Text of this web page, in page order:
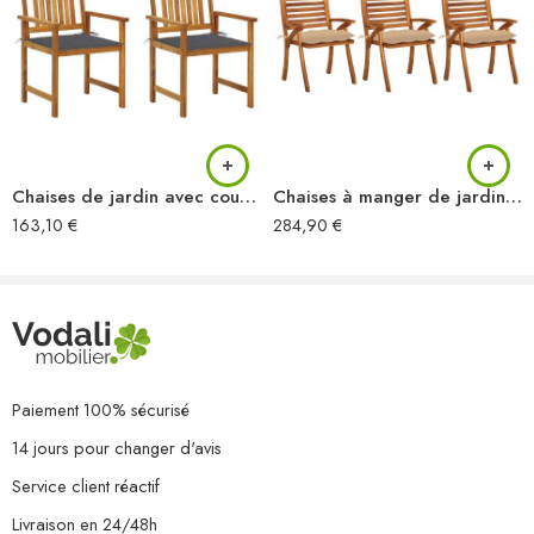
8 x chaise
8 x coussin
Chaises de jardin avec coussins lot de 2 Bois d’acacia massif
163,10 €
Chaises à manger de jardin avec coussins lot de 3 Acacia massif
284,90 €
Paiement 100% sécurisé
14 jours pour changer d'avis
Service client réactif
Livraison en 24/48h